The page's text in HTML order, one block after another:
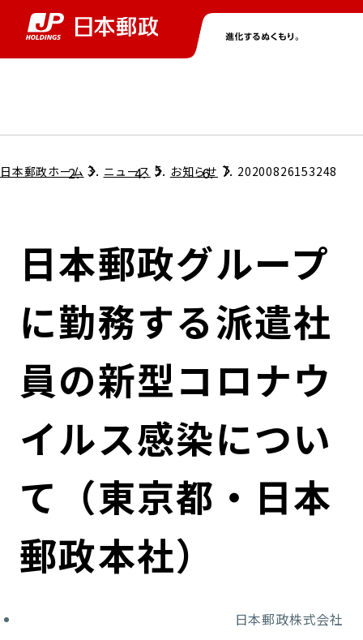
グループ情報トップ
コンプライアンス
ガバナンス
コンダクト向上の取組み
ローカル共創イニシアティブ
株主・投資家情報トップ
個人投資家のみなさまへ
株式情報
財務情報・IR資料
IRニュース
IRカレンダー
ニューストップ
サステナビリティトップ
担当役員メッセージ
サステナビリティマネジメント
持続可能な金融のフレームワーク
環境
ESGデータ集
採用情報トップ
日本郵政ホーム ニュース お知らせ 20200826153248
日本郵政グループ
に勤務する派遣社
員の新型コロナウ
イルス感染につい
て（東京都・日本
郵政本社）
日本郵政株式会社